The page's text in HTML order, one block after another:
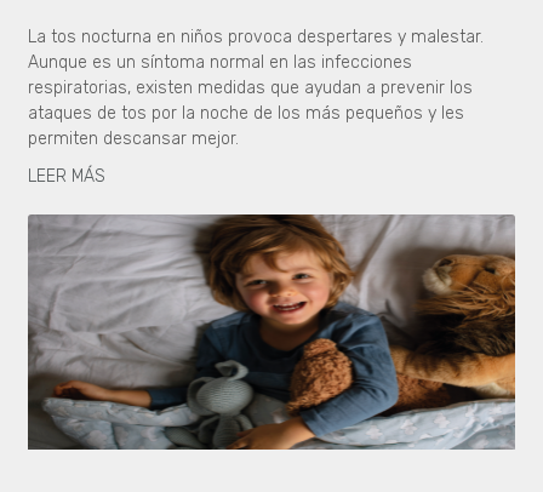
La tos nocturna en niños provoca despertares y malestar.
Aunque es un síntoma normal en las infecciones
respiratorias, existen medidas que ayudan a prevenir los
ataques de tos por la noche de los más pequeños y les
permiten descansar mejor.
LEER MÁS